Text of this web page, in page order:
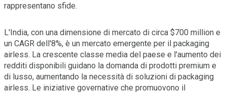
rappresentano sfide.
L'India, con una dimensione di mercato di circa $700 million e
un CAGR dell'8%, è un mercato emergente per il packaging
airless. La crescente classe media del paese e l'aumento dei
redditi disponibili guidano la domanda di prodotti premium e
di lusso, aumentando la necessità di soluzioni di packaging
airless. Le iniziative governative che promuovono il